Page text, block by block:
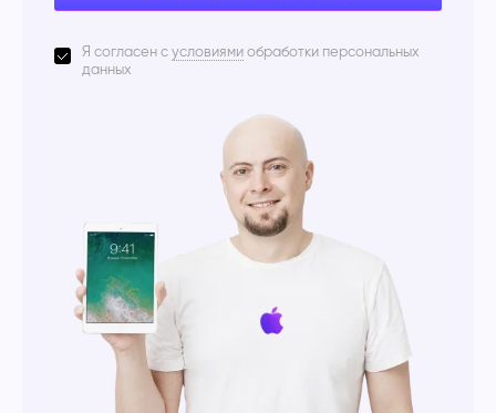
Я согласен с условиями обработки персональных
данных